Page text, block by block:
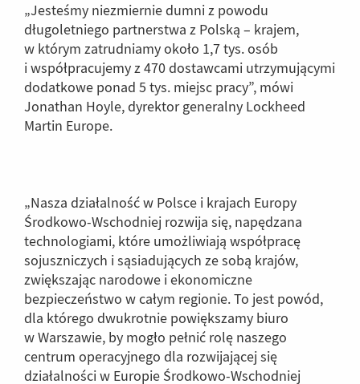
„Jesteśmy niezmiernie dumni z powodu
długoletniego partnerstwa z Polską – krajem,
w którym zatrudniamy około 1,7 tys. osób
i współpracujemy z 470 dostawcami utrzymującymi
dodatkowe ponad 5 tys. miejsc pracy”, mówi
Jonathan Hoyle, dyrektor generalny Lockheed
Martin Europe.
„Nasza działalność w Polsce i krajach Europy
Środkowo-Wschodniej rozwija się, napędzana
technologiami, które umożliwiają współpracę
sojuszniczych i sąsiadujących ze sobą krajów,
zwiększając narodowe i ekonomiczne
bezpieczeństwo w całym regionie. To jest powód,
dla którego dwukrotnie powiększamy biuro
w Warszawie, by mogło pełnić rolę naszego
centrum operacyjnego dla rozwijającej się
działalności w Europie Środkowo-Wschodniej